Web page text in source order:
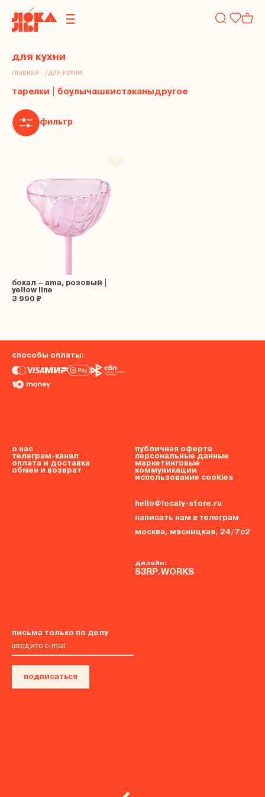
для кухни
главная для кухни
тарелки | боулычашкистаканыдругое
бокал – ama, розовый |
yellow line
3 990 ₽
фильтр
письма только по делу
подписаться
о нас
телеграм-канал
оплата и доставка
обмен и возврат
публичная оферта
персональные данные
маркетинговые
коммуникации
использование cookies
hello@localy-store.ru
написать нам в телеграм
москва, мясницкая, 24/7с2
дизайн:
S3RP.WORKS
способы оплаты: